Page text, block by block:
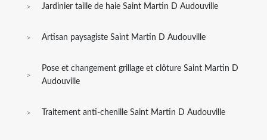
Jardinier taille de haie Saint Martin D Audouville
Artisan paysagiste Saint Martin D Audouville
Pose et changement grillage et clôture Saint Martin D
Audouville
Traitement anti-chenille Saint Martin D Audouville